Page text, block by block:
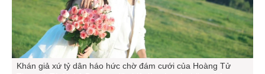
Khán giả xứ tỷ dân háo hức chờ đám cưới của Hoàng Tử